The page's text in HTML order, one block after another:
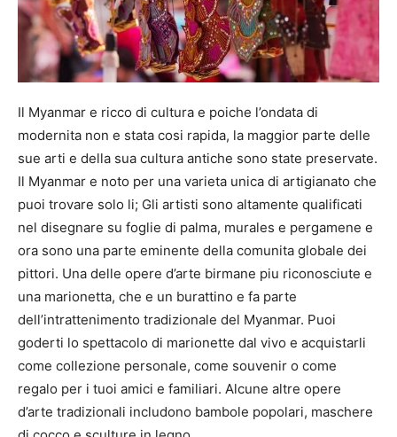
Il Myanmar e ricco di cultura e poiche l’ondata di
modernita non e stata cosi rapida, la maggior parte delle
sue arti e della sua cultura antiche sono state preservate.
Il Myanmar e noto per una varieta unica di artigianato che
puoi trovare solo li; Gli artisti sono altamente qualificati
nel disegnare su foglie di palma, murales e pergamene e
ora sono una parte eminente della comunita globale dei
pittori. Una delle opere d’arte birmane piu riconosciute e
una marionetta, che e un burattino e fa parte
dell’intrattenimento tradizionale del Myanmar. Puoi
goderti lo spettacolo di marionette dal vivo e acquistarli
come collezione personale, come souvenir o come
regalo per i tuoi amici e familiari. Alcune altre opere
d’arte tradizionali includono bambole popolari, maschere